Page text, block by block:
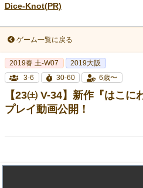
Dice-Knot(PR)
ゲーム一覧に戻る
2019春 土-W07
2019大阪
3-6
30-60 6歳〜
【23㈯ V-34】新作『はこに
プレイ動画公開！